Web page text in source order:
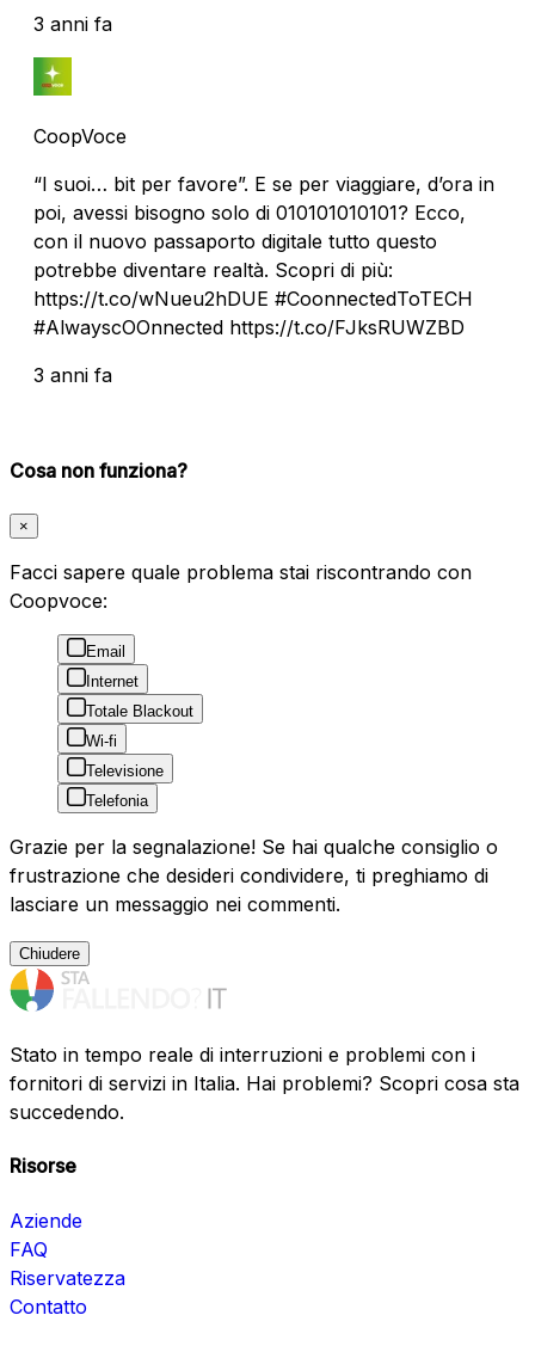
3 anni fa
CoopVoce
“I suoi… bit per favore”. E se per viaggiare, d’ora in
poi, avessi bisogno solo di 010101010101? Ecco,
con il nuovo passaporto digitale tutto questo
potrebbe diventare realtà. Scopri di più:
https://t.co/wNueu2hDUE #CoonnectedToTECH
#AlwayscOOnnected https://t.co/FJksRUWZBD
3 anni fa
Cosa non funziona?
×
Facci sapere quale problema stai riscontrando con
Coopvoce:
Email
Internet
Totale Blackout
Wi-fi
Televisione
Telefonia
Grazie per la segnalazione! Se hai qualche consiglio o
frustrazione che desideri condividere, ti preghiamo di
lasciare un messaggio nei commenti.
Chiudere
Stato in tempo reale di interruzioni e problemi con i
fornitori di servizi in Italia. Hai problemi? Scopri cosa sta
succedendo.
Risorse
Aziende
FAQ
Riservatezza
Contatto